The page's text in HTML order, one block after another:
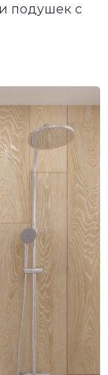
подушек с